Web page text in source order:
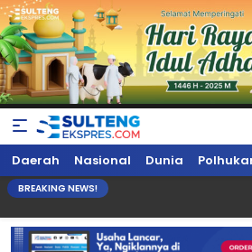
Sultengekspres.com
Berita Seputar Sulteng Hari Ini,
Sulteng
Daerah Nasional Dunia
BREAKING NEWS!